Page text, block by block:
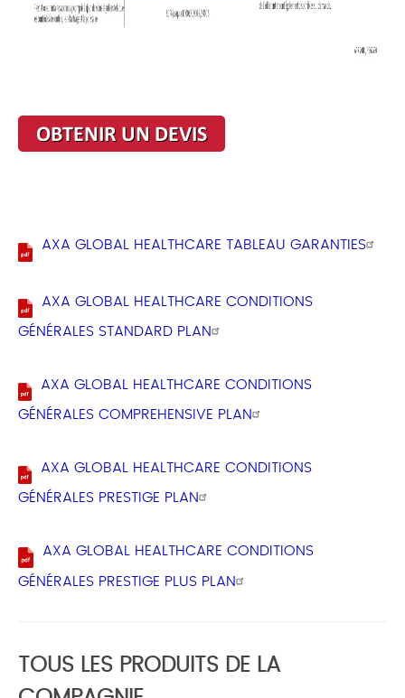
AXA GLOBAL HEALTHCARE TABLEAU GARANTIES
AXA GLOBAL HEALTHCARE CONDITIONS
GÉNÉRALES STANDARD PLAN
AXA GLOBAL HEALTHCARE CONDITIONS
GÉNÉRALES COMPREHENSIVE PLAN
AXA GLOBAL HEALTHCARE CONDITIONS
GÉNÉRALES PRESTIGE PLAN
AXA GLOBAL HEALTHCARE CONDITIONS
GÉNÉRALES PRESTIGE PLUS PLAN
TOUS LES PRODUITS DE LA